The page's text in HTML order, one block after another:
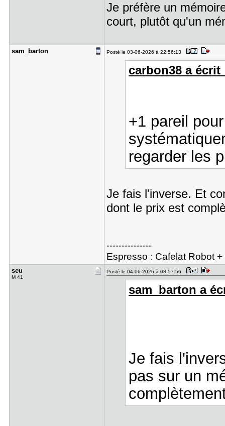
Je préfère un
court, plutôt qu'un
sam_barton Posté le 03-06-2026 à 22:56:13
carbon38 a écrit
+1 pareil
regarder les
Je fais l'inverse. Et
dont le prix est
---------------
Espresso : Cafelat Robot
seu
M 41
Posté le 04-06-2026 à 08:57:56
sam_barton a
Je fais
pas sur un